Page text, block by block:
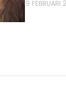
9 FEBRUARI